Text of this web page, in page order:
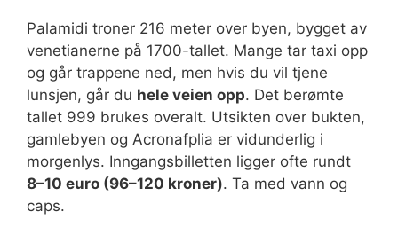
Palamidi troner 216 meter over byen, bygget av
venetianerne på 1700-tallet. Mange tar taxi opp
og går trappene ned, men hvis du vil tjene
lunsjen, går du hele veien opp. Det berømte
tallet 999 brukes overalt. Utsikten over bukten,
gamlebyen og Acronafplia er vidunderlig i
morgenlys. Inngangsbilletten ligger ofte rundt
8–10 euro (96–120 kroner). Ta med vann og
caps.